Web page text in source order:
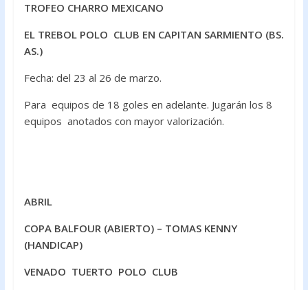
TROFEO CHARRO MEXICANO
EL TREBOL POLO CLUB EN CAPITAN SARMIENTO (BS.
AS.)
Fecha: del 23 al 26 de marzo.
Para equipos de 18 goles en adelante. Jugarán los 8
equipos anotados con mayor valorización.
ABRIL
COPA BALFOUR (ABIERTO) – TOMAS KENNY
(HANDICAP)
VENADO TUERTO POLO CLUB